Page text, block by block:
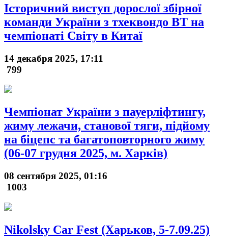
Історичний виступ дорослої збірної
команди України з тхеквондо ВТ на
чемпіонаті Світу в Китаї
14 декабря 2025, 17:11
799
Чемпіонат України з пауерліфтингу,
жиму лежачи, станової тяги, підйому
на біцепс та багатоповторного жиму
(06-07 грудня 2025, м. Харків)
08 сентября 2025, 01:16
1003
Nikolsky Car Fest (Харьков, 5-7.09.25)